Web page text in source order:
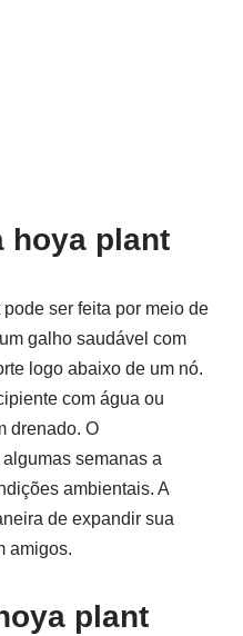
hoya plant
ser feita por meio de
galho saudável com
logo abaixo de um nó.
com água ou
drenado. O
semanas a
ambientais. A
de expandir sua
amigos.
plant